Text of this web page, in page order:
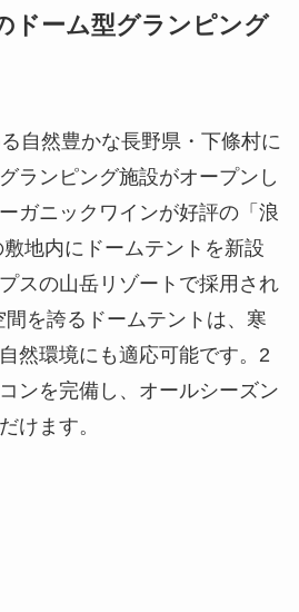
ドーム型グランピング
自然豊かな長野県・下條村に
ランピング施設がオープンし
ガニックワインが好評の「浪
地内にドームテントを新設
スの山岳リゾートで採用され
を誇るドームテントは、寒
然環境にも適応可能です。2
ンを完備し、オールシーズン
けます。